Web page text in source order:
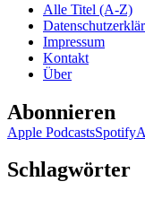
Alle Titel (A-Z)
Impressum
Kontakt
Über
Abonnieren
Apple PodcastsSpotify
Schlagwörter